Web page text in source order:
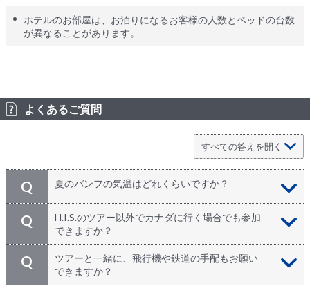
ホテルのお部屋は、お泊りになるお客様の人数とベッドの台数
が異なることがあります。
よくあるご質問
Q 夏のバンフの気温はどれくらいですか？
A
真夏の日中でも最高気温２５℃前後で、爽やかに過ごせ
ます。ただし朝夕はかなり冷え込むので、必ず羽織るも
のをご用意ください。コロンビア大氷原にお越しの際
は、マフラーや手袋など防寒具もご用意ください。紫外
線が強いため、晴天時にはサングラスや帽子があるとお
便利です。
Q
H.I.S.のツアー以外でカナダに行く場合でも参加
できますか？
A
どうぞご参加ください。日本発のツアーでカナダにお越
しになる方、個人旅行で来られる方、カナダなど海外に
お住まいの方、どなたでもお申込みいただけます！
Q
ツアーと一緒に、飛行機や鉄道の手配もお願い
できますか？